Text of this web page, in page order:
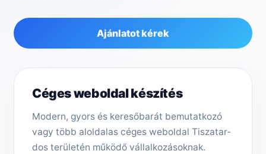
Ajánlatot kérek
Céges weboldal készítés
Modern, gyors és keresőbarát bemutatkozó
vagy több aloldalas céges weboldal Tiszatar­
dos területén működő vállalkozásoknak.